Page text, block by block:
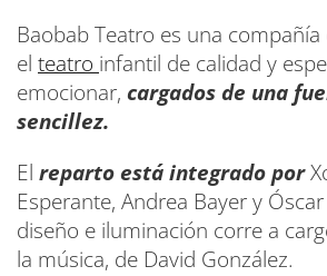
Baobab Teatro es una
el teatro infantil de calidad y
emocionar, cargados de una
sencillez.
El reparto está integrado por
Esperante, Andrea Bayer y
diseño e iluminación corre a
la música, de David González.